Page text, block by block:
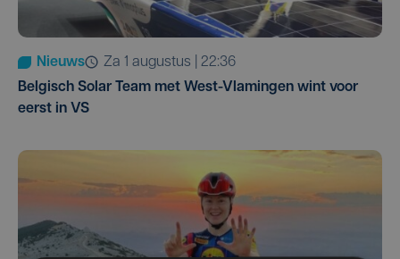
Nieuws
za 1 augustus | 22:36
Belgisch Solar Team met West-Vlamingen wint voor
eerst in VS